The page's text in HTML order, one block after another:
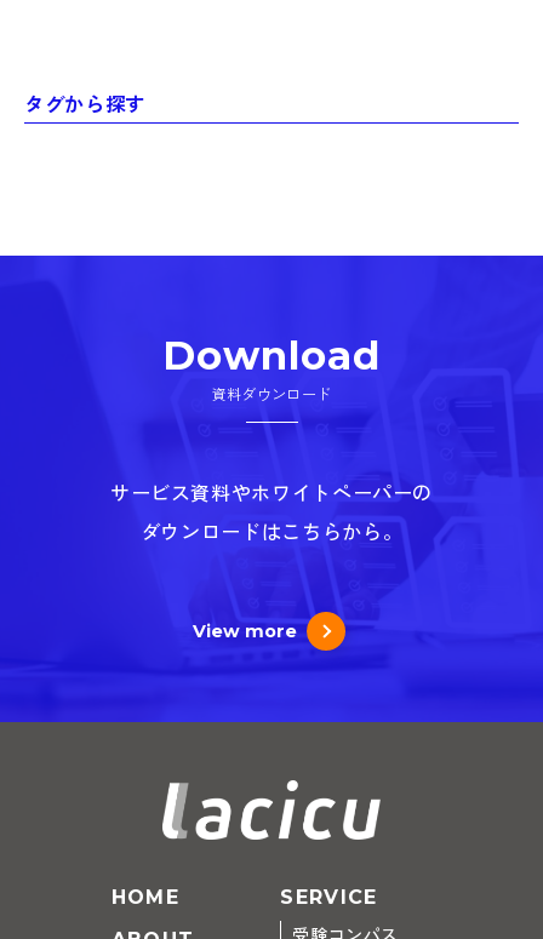
タグから探す
Download
資料ダウンロード
サービス資料やホワイトペーパーの
ダウンロードはこちらから。
View more
HOME
SERVICE